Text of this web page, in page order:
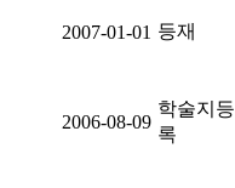
2007-01-01 등재
2006-08-09
학술지등
록